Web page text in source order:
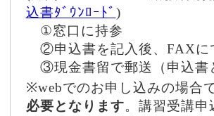
込書ﾀﾞｳﾝﾛｰﾄﾞ )
①窓口に持参
②申込書を記入後、FAXに
③現金書留で郵送（申込書
※webでのお申し込みの場合
必要となります。講習受講